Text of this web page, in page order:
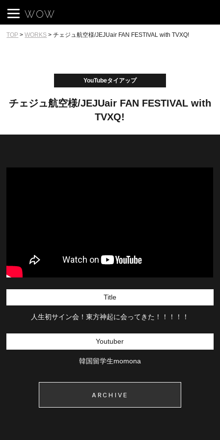
WOW
TOP >WORKS >チェジュ航空様/JEJUair FAN FESTIVAL with TVXQ!
YouTubeタイアップ
チェジュ航空様/JEJUair FAN FESTIVAL with
TVXQ!
Title
人生初サイン会！東方神起に会ってきた！！！！！
Youtuber
韓国留学生momona
ARCHIVE